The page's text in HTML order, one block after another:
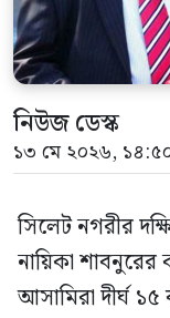
নিউজ ডেস্ক
১৩ মে ২০২৬,
সিলেট নগরীর
নায়িকা
আসামিরা দীর্ঘ